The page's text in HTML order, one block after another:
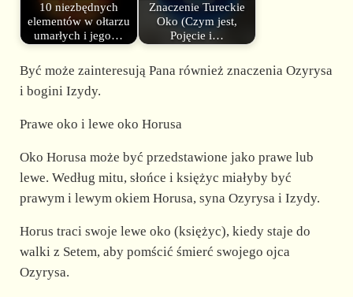
10 niezbędnych
elementów w ołtarzu
umarłych i jego…
Znaczenie Tureckie
Oko (Czym jest,
Pojęcie i…
Być może zainteresują Pana również znaczenia Ozyrysa
i bogini Izydy.
Prawe oko i lewe oko Horusa
Oko Horusa może być przedstawione jako prawe lub
lewe. Według mitu, słońce i księżyc miałyby być
prawym i lewym okiem Horusa, syna Ozyrysa i Izydy.
Horus traci swoje lewe oko (księżyc), kiedy staje do
walki z Setem, aby pomścić śmierć swojego ojca
Ozyrysa.